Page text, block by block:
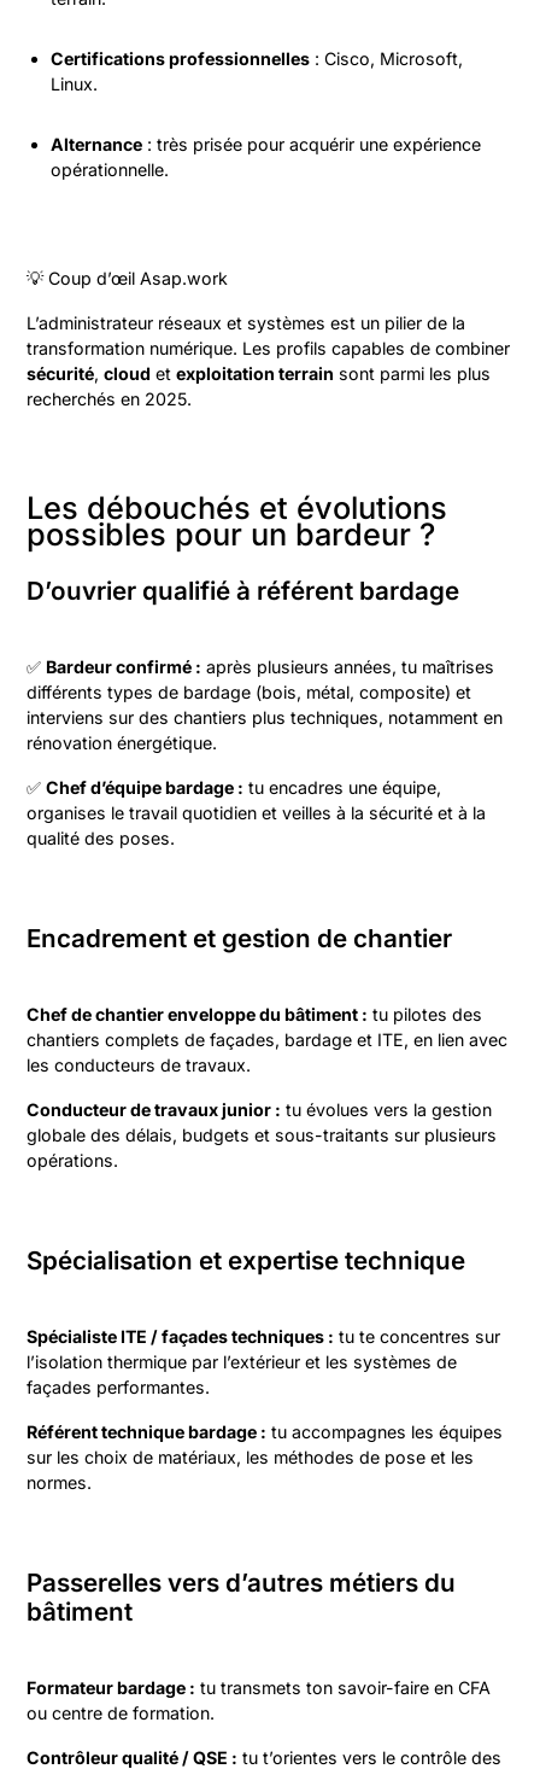
Certifications professionnelles : Cisco, Microsoft,
Linux.
Alternance : très prisée pour acquérir une expérience
opérationnelle.
💡 Coup d’œil Asap.work
L’administrateur réseaux et systèmes est un pilier de la
transformation numérique. Les profils capables de combiner
sécurité,cloud etexploitation terrain sont parmi les plus
recherchés en 2025.
Les débouchés et évolutions
possibles pour un bardeur ?
D’ouvrier qualifié à référent bardage
✅ Bardeur confirmé : après plusieurs années, tu maîtrises
différents types de bardage (bois, métal, composite) et
interviens sur des chantiers plus techniques, notamment en
rénovation énergétique.
✅Chef d’équipe bardage : tu encadres une équipe,
organises le travail quotidien et veilles à la sécurité et à la
qualité des poses.
Encadrement et gestion de chantier
Chef de chantier enveloppe du bâtiment : tu pilotes des
chantiers complets de façades, bardage et ITE, en lien avec
les conducteurs de travaux.
Conducteur de travaux junior : tu évolues vers la gestion
globale des délais, budgets et sous-traitants sur plusieurs
opérations.
Spécialisation et expertise technique
Spécialiste ITE / façades techniques : tu te concentres sur
l’isolation thermique par l’extérieur et les systèmes de
façades performantes.
Référent technique bardage : tu accompagnes les équipes
sur les choix de matériaux, les méthodes de pose et les
normes.
Passerelles vers d’autres métiers du
bâtiment
Formateur bardage : tu transmets ton savoir-faire en CFA
ou centre de formation.
Contrôleur qualité / QSE : tu t’orientes vers le contrôle des